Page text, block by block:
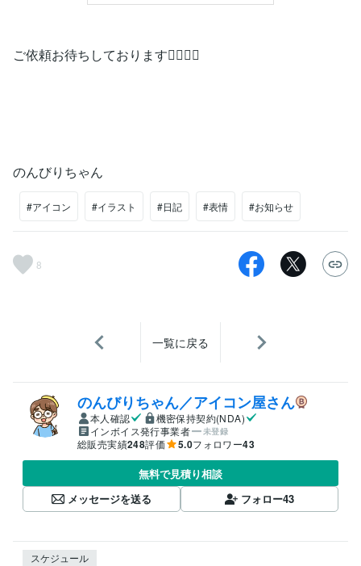
ご依頼お待ちしております🙇‍♀️✨✨
のんびりちゃん
#アイコン #イラスト #日記 #表情 #お知らせ
8
一覧に戻る
のんびりちゃん／アイコン屋さん
本人確認
機密保持契約(NDA)
インボイス発行事業者
未登録
総販売実績248評価 5.0フォロワー43
無料で見積り相談
メッセージを送る
フォロー43
スケジュール